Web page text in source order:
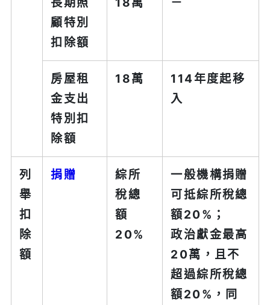
顧特別
扣除額
房屋租
金支出
特別扣
除額
18萬
114年度起移
入
列
舉
扣
除
額
捐贈
綜所
稅總
額
20%
一般機構捐贈
可抵綜所稅總
額20%；
政治獻金最高
20萬，且不
超過綜所稅總
額20%，同